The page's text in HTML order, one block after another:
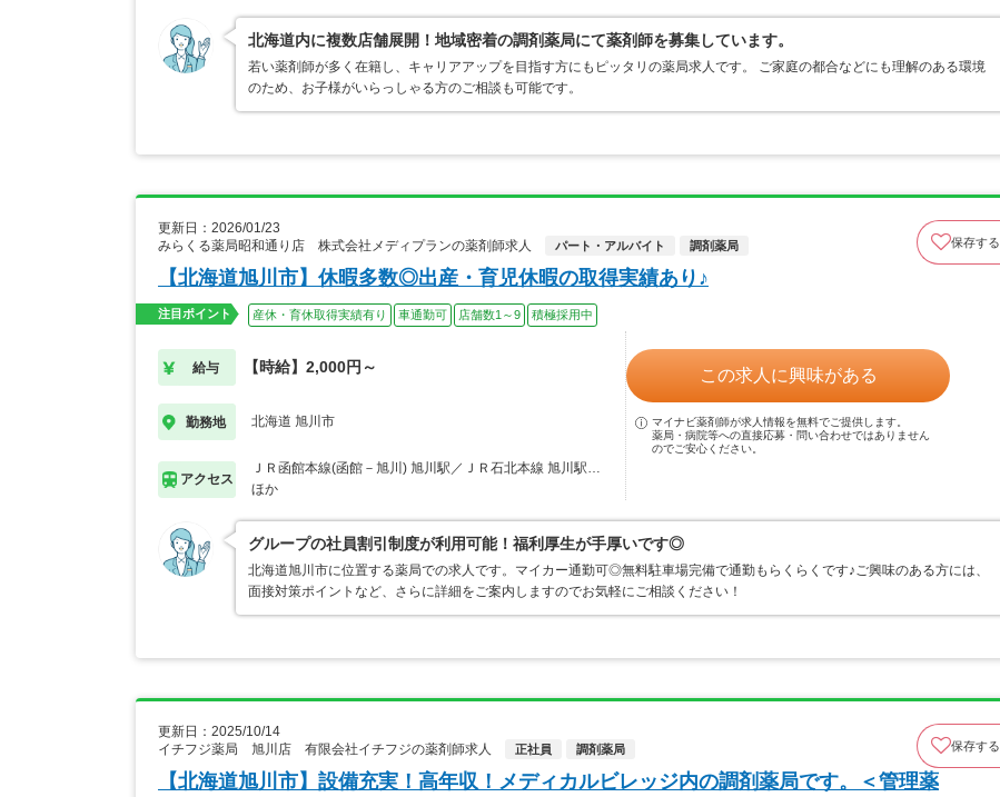
北海道内に複数店舗展開！地域密着の調剤薬局にて薬剤師を募集しています。
若い薬剤師が多く在籍し、キャリアアップを目指す方にもピッタリの薬局求人です。 ご家庭の都合などにも理解のある環境
のため、お子様がいらっしゃる方のご相談も可能です。
更新日：2026/01/23
みらくる薬局昭和通り店 株式会社メディプランの薬剤師求人
パート・アルバイト 調剤薬局 保存する
【北海道旭川市】休暇多数◎出産・育児休暇の取得実績あり♪
注目ポイント 産休・育休取得実績有り 車通勤可 店舗数1～9 積極採用中
給与 【時給】2,000円～
勤務地 北海道 旭川市
アクセス
ＪＲ函館本線(函館－旭川) 旭川駅／ＪＲ石北本線 旭川駅…
ほか
この求人に興味がある
マイナビ薬剤師が求人情報を無料でご提供します。
薬局・病院等への直接応募・問い合わせではありません
のでご安心ください。
グループの社員割引制度が利用可能！福利厚生が手厚いです◎
北海道旭川市に位置する薬局での求人です。マイカー通勤可◎無料駐車場完備で通勤もらくらくです♪ご興味のある方には、
面接対策ポイントなど、さらに詳細をご案内しますのでお気軽にご相談ください！
更新日：2025/10/14
イチフジ薬局 旭川店 有限会社イチフジの薬剤師求人
正社員 調剤薬局 保存する
【北海道旭川市】設備充実！高年収！メディカルビレッジ内の調剤薬局です。＜管理薬